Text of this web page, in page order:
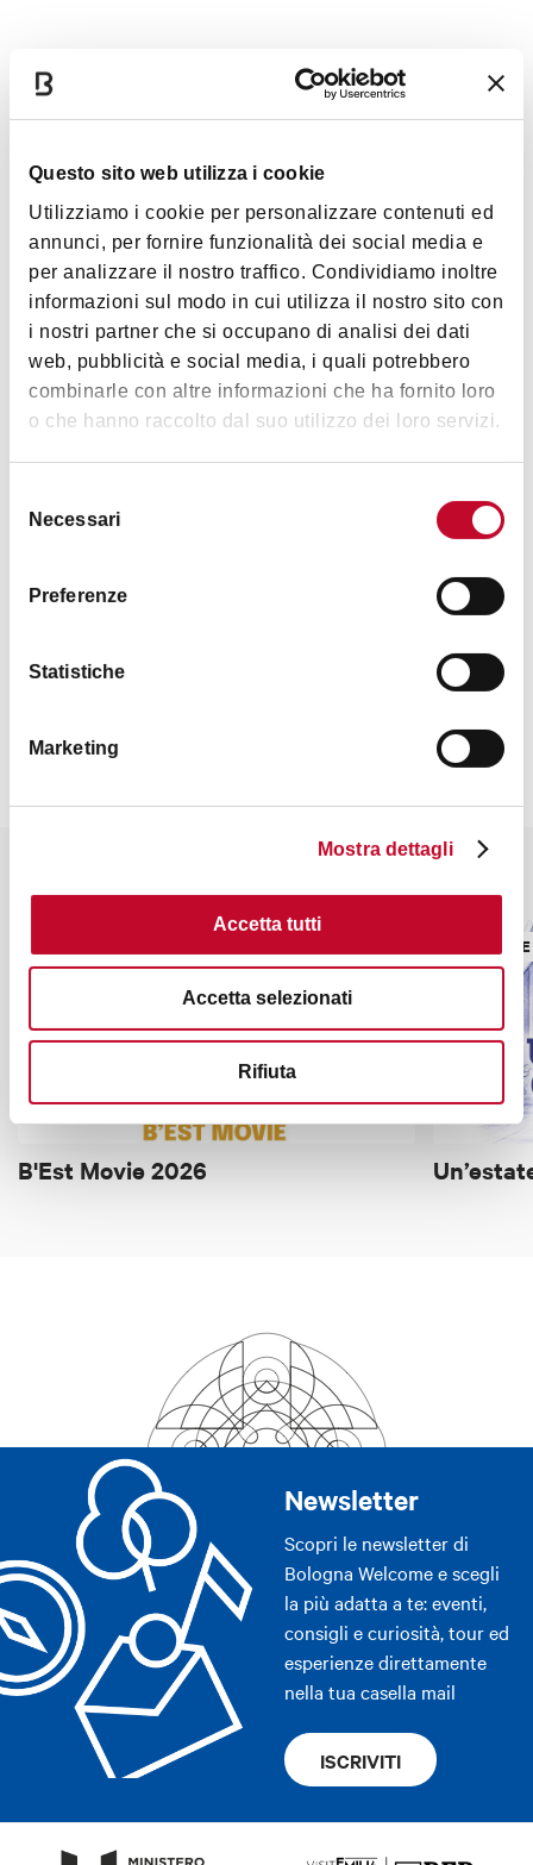
Questo sito web utilizza i cookie
Utilizziamo i cookie per personalizzare contenuti ed
annunci, per fornire funzionalità dei social media e
per analizzare il nostro traffico. Condividiamo inoltre
informazioni sul modo in cui utilizza il nostro sito con
i nostri partner che si occupano di analisi dei dati
web, pubblicità e social media, i quali potrebbero
combinarle con altre informazioni che ha fornito loro
o che hanno raccolto dal suo utilizzo dei loro servizi.
delNecessari
Preferenze
Statistiche
Marketing
Mostra dettagli
Accetta tutti
Accetta selezionati
Rifiuta
sarà
, grazie alla collaborazione
conAssociazione FIADDA Emilia-Romagna.
DiRuggero Cappuccio
Musiche Marco Betta, Ivo Parlati, Charles Gounod,
Nino Rota
Scena Paolo Iammarone, Vincenzo Fiorillo
Costume Carlo Poggioli
Luci Cesare Accetta
Aiuto regia Umberto Salvato
Produzione Fondazione Campania dei Festival
Foto di Salvatore Pastore
Ingresso
Acquista il tuo biglietto pressoBologna Welcome
Mostra altro
Interessi
Contatti
B'Est Movie 2026
CINEMA
Newsletter
Scopri le newsletter di
Bologna Welcome e scegli
la più adatta a te: eventi,
consigli e curiosità, tour ed
esperienze direttamente
nella tua casella mail
ISCRIVITI